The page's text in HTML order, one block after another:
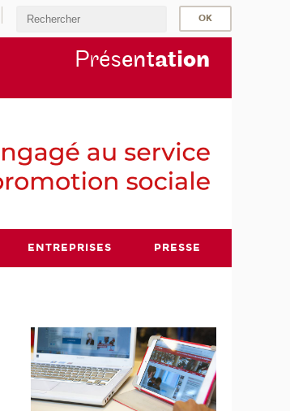
Présentation
ENTREPRISES PRESSE